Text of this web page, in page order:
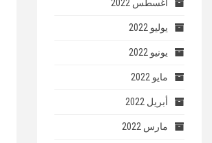
أغسطس 2022
يوليو 2022
يونيو 2022
مايو 2022
أبريل 2022
مارس 2022